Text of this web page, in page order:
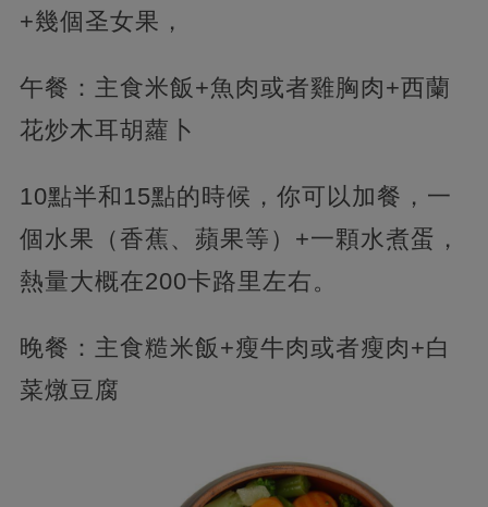
+幾個圣女果，
午餐：主食米飯+魚肉或者雞胸肉+西蘭
花炒木耳胡蘿卜
10點半和15點的時候，你可以加餐，一
個水果（香蕉、蘋果等）+一顆水煮蛋，
熱量大概在200卡路里左右。
晚餐：主食糙米飯+瘦牛肉或者瘦肉+白
菜燉豆腐